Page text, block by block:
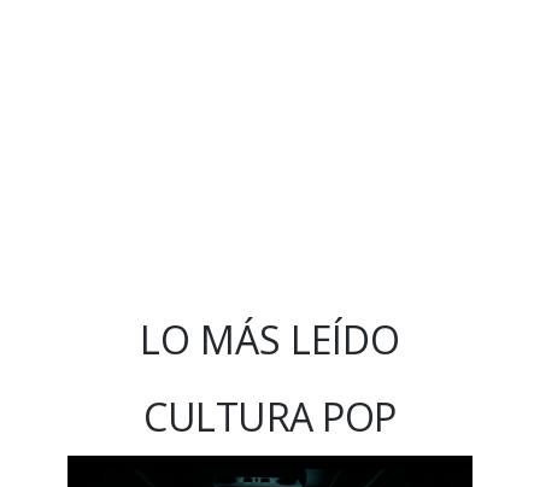
LO MÁS LEÍDO
CULTURA POP